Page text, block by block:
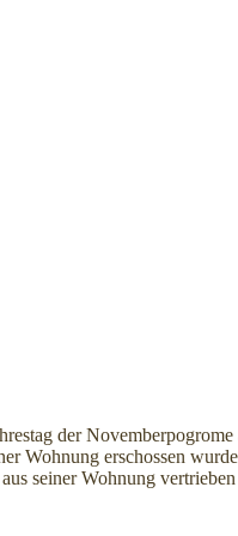
der Novemberpogrome
Wohnung erschossen
seiner Wohnung